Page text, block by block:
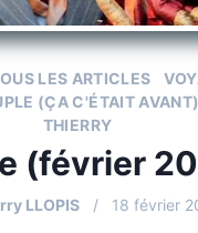
LES ARTICLES
(ÇA C'ÉTAIT
THIERRY
(février
LLOPIS 18 février